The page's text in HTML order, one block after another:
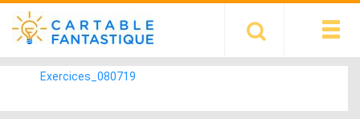
Exercices_080719